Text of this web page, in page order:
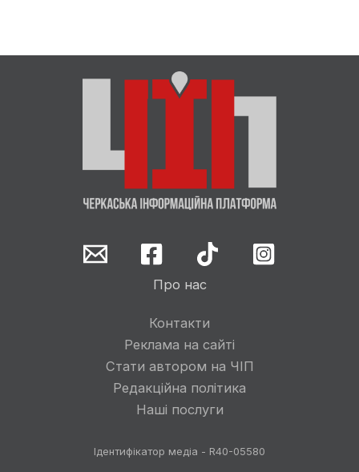
Про нас
Контакти
Реклама на сайті
Стати автором на ЧІП
Редакційна політика
Наші послуги
Ідентифікатор медіа - R40-05580